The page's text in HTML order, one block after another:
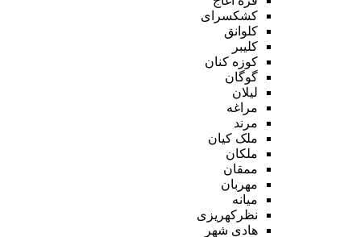
کشکسرای
کلوانق
کلیبر
کوزه کنان
گوگان
لیلان
مراغه
مرند
ملک کیان
ملکان
ممقان
مهربان
میانه
نظرکهریزی
هادی شهر